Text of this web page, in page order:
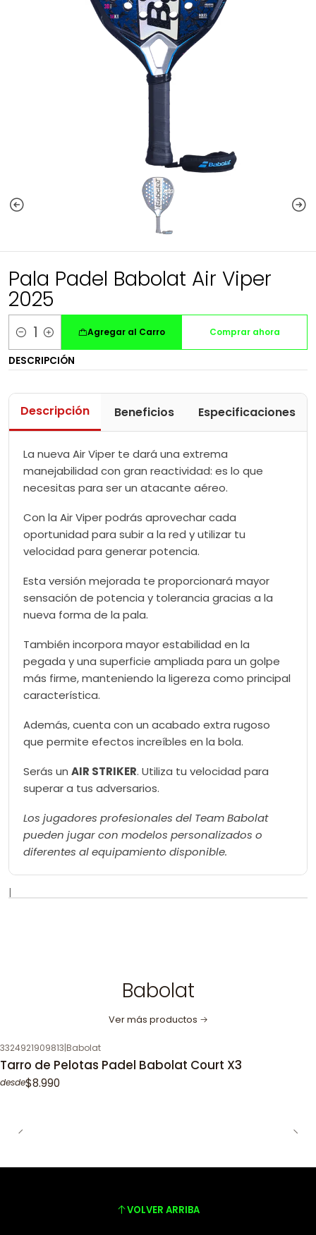
Pala Padel Babolat Air Viper
2025
Cantidad
Agregar al Carro Comprar ahora
DESCRIPCIÓN
Descripción Beneficios Especificaciones
La nueva Air Viper te dará una extrema
manejabilidad con gran reactividad: es lo que
necesitas para ser un atacante aéreo.
Con la Air Viper podrás aprovechar cada
oportunidad para subir a la red y utilizar tu
velocidad para generar potencia.
Esta versión mejorada te proporcionará mayor
sensación de potencia y tolerancia gracias a la
nueva forma de la pala.
También incorpora mayor estabilidad en la
pegada y una superficie ampliada para un golpe
más firme, manteniendo la ligereza como principal
característica.
Además, cuenta con un acabado extra rugoso
que permite efectos increíbles en la bola.
Serás un AIR STRIKER. Utiliza tu velocidad para
superar a tus adversarios.
Los jugadores profesionales del Team Babolat
pueden jugar con modelos personalizados o
diferentes al equipamiento disponible.
|
Babolat
Ver más productos
3324921909813|Babolat
Tarro de Pelotas Padel Babolat Court X3
desde$8.990
VOLVER ARRIBA